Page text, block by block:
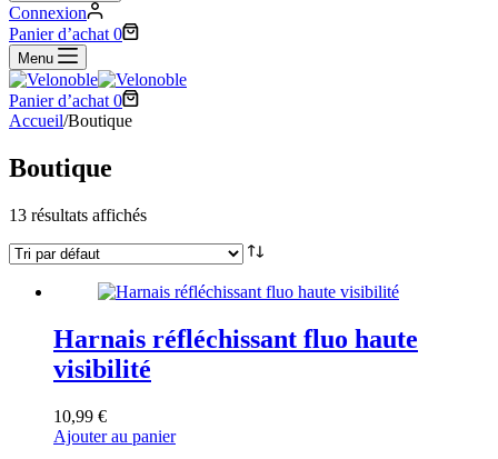
Connexion
Panier d’achat 0
Menu
Panier d’achat 0
Accueil/Boutique
Boutique
13 résultats affichés
Harnais réfléchissant fluo haute
visibilité
10,99 €
Ajouter au panier